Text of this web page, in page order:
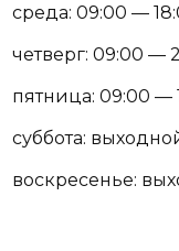
среда: 09:00 —
четверг: 09:00 —
пятница: 09:00 —
суббота:
воскресенье: